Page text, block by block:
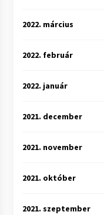
2022. március
2022. február
2022. január
2021. december
2021. november
2021. október
2021. szeptember